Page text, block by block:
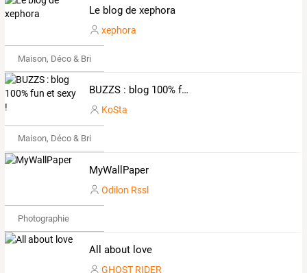
Le blog de xephora
xephora
Maison, Déco & Bricolage
BUZZS : blog 100% fun et sexy !
KoSta
Maison, Déco & Bricolage
MyWallPaper
Odilon Rssl
Photographie
All about love
GHOST RIDER